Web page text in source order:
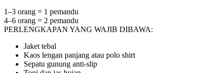
1–3 orang = 1 pemandu
4–6 orang = 2 pemandu
PERLENGKAPAN YANG WAJIB DIBAWA:
Jaket tebal
Kaos lengan panjang atau polo shirt
Sepatu gunung anti-slip